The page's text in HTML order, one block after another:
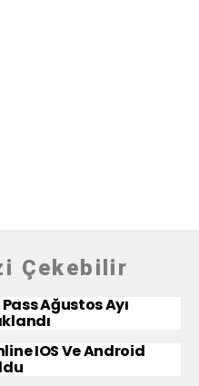
Çekebilir
Ağustos Ayı
IOS Ve Android